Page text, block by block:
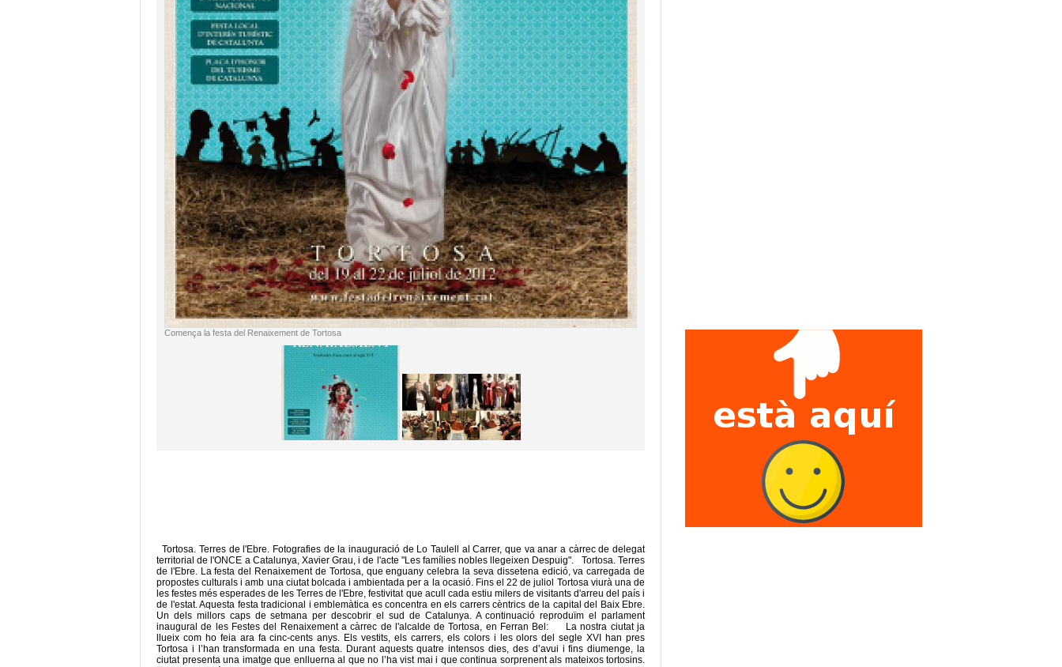
Comença la festa del Renaixement de Tortosa
Tortosa. Terres de l'Ebre. Fotografies de la inauguració de Lo Taulell al Carrer, que va anar a càrrec de delegat
territorial de l'ONCE a Catalunya, Xavier Grau, i de l'acte "Les famílies nobles llegeixen Despuig". Tortosa. Terres
de l'Ebre. La festa del Renaixement de Tortosa, que enguany celebra la seva dissetena edició, va carregada de
propostes culturals i amb una ciutat bolcada i ambientada per a la ocasió. Fins el 22 de juliol Tortosa viurà una de
les festes més esperades de les Terres de l'Ebre, festivitat que acull cada estiu milers de visitants d'arreu del país i
de l'estat. Aquesta festa tradicional i emblemàtica es concentra en els carrers cèntrics de la capital del Baix Ebre.
Un dels millors caps de setmana per descobrir el sud de Catalunya. A continuació reproduïm el parlament
inaugural de les Festes del Renaixement a càrrec de l'alcalde de Tortosa, en Ferran Bel: La nostra ciutat ja
llueix com ho feia ara fa cinc-cents anys. Els vestits, els carrers, els colors i les olors del segle XVI han pres
Tortosa i l’han transformada en una festa. Durant aquests quatre intensos dies, des d’avui i fins diumenge, la
ciutat presenta una imatge que enlluerna al que no l’ha vist mai i que continua sorprenent als mateixos tortosins.